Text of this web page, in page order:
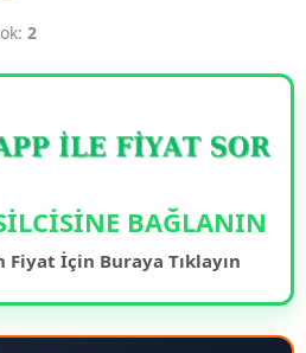
2
BAĞLANIN
Fiyat İçin Buraya Tıklayın